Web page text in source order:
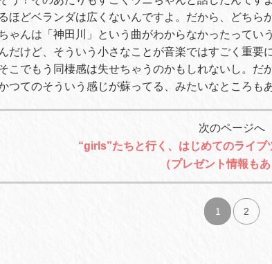
ほどベランダは広くないんですよ。だから、どちら
ゃんは「神田川」という曲がわからなかったってい
だけど、そういう小さなことが音楽ではすごく重要
こでもう同棲感は失せちゃうのかもしれないし。だ
つてのそういう感じが蘇ってる、みたいなところも
次のページへ
“girls”たちと行く、はじめてのライブ
（プレゼント情報もあ
1 2